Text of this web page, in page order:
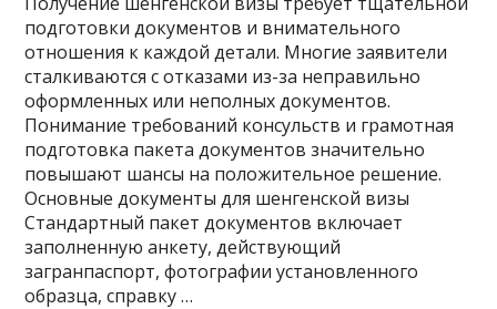
подготовки документов и внимательного
отношения к каждой детали. Многие заявители
сталкиваются с отказами из-за неправильно
оформленных или неполных документов.
Понимание требований консульств и грамотная
подготовка пакета документов значительно
повышают шансы на положительное решение.
Основные документы для шенгенской визы
Стандартный пакет документов включает
заполненную анкету, действующий
загранпаспорт, фотографии установленного
образца, справку …